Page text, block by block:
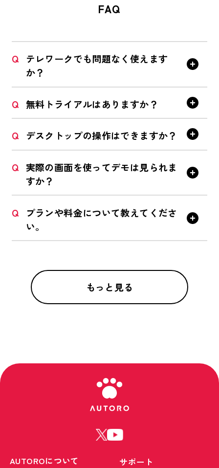
FAQ
Q テレワークでも問題なく使えます
か？
Q 無料トライアルはありますか？
Q デスクトップの操作はできますか？
Q 実際の画面を使ってデモは見られま
すか？
Q
プランや料金について教えてくださ
い。
もっと見る
AUTOROについて
サポート